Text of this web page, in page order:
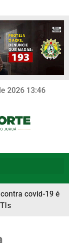
2026 13:46
covid-19 é